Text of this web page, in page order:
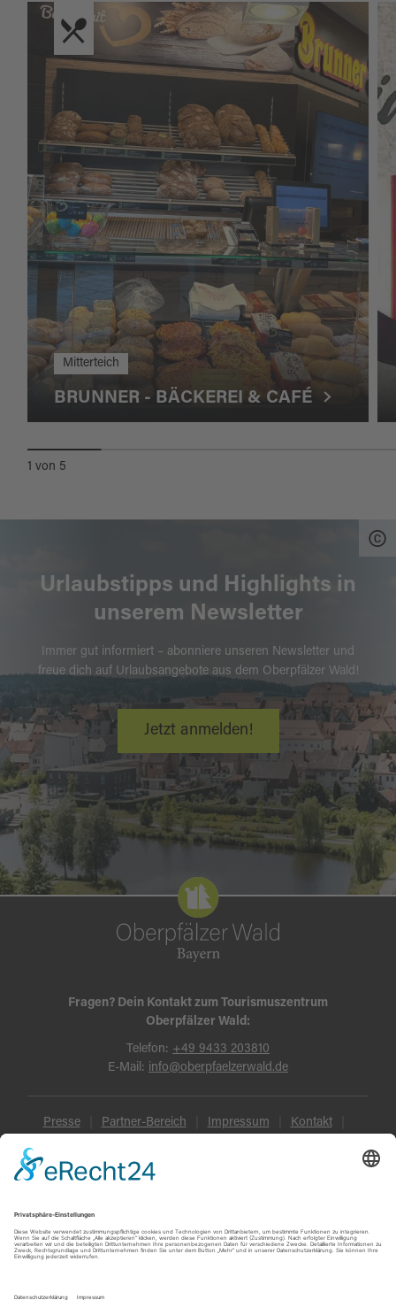
Mitterteich
BRUNNER - BÄCKEREI & CAFÉ
1 von 5
Urlaubstipps und Highlights in
unserem Newsletter
Immer gut informiert – abonniere unseren Newsletter und
freue dich auf Urlaubsangebote aus dem Oberpfälzer Wald!
Jetzt anmelden!
Fragen? Dein Kontakt zum Tourismuszentrum
Oberpfälzer Wald:
Telefon: +49 9433 203810
E-Mail: info@oberpfaelzerwald.de
Presse Partner-Bereich Impressum Kontakt
Datenschutz